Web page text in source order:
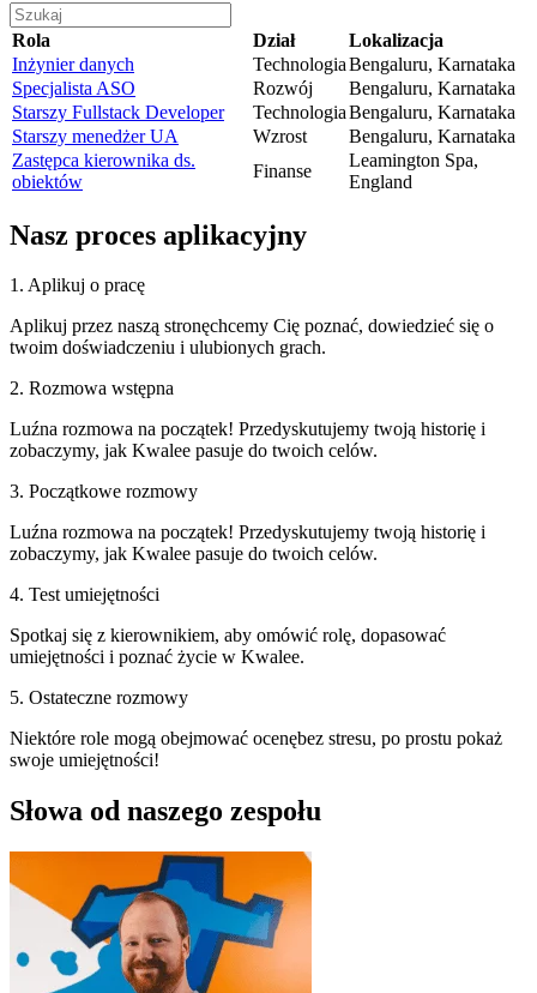
Rola Dział
Lokalizacja
Inżynier danych
TechnologiaBengaluru, Karnataka
Specjalista ASO
Rozwój
Bengaluru, Karnataka
Starszy Fullstack Developer
TechnologiaBengaluru, Karnataka
Starszy menedżer UA
Wzrost
Bengaluru, Karnataka
Zastępca kierownika ds.
obiektów
Finanse
Leamington Spa,
England
Nasz proces aplikacyjny
1. Aplikuj o pracę
Aplikuj przez naszą stronęchcemy Cię poznać, dowiedzieć się o
twoim doświadczeniu i ulubionych grach.
2. Rozmowa wstępna
Luźna rozmowa na początek! Przedyskutujemy twoją historię i
zobaczymy, jak Kwalee pasuje do twoich celów.
3. Początkowe rozmowy
Luźna rozmowa na początek! Przedyskutujemy twoją historię i
zobaczymy, jak Kwalee pasuje do twoich celów.
4. Test umiejętności
Spotkaj się z kierownikiem, aby omówić rolę, dopasować
umiejętności i poznać życie w Kwalee.
5. Ostateczne rozmowy
Niektóre role mogą obejmować ocenębez stresu, po prostu pokaż
swoje umiejętności!
Słowa od naszego zespołu